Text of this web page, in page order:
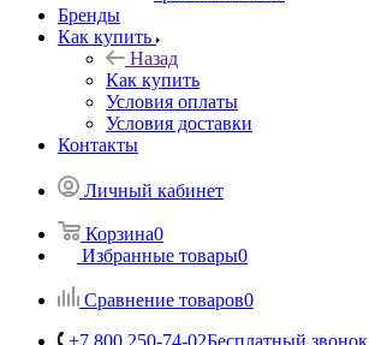
Бренды
Как купить
Назад
Как купить
Условия оплаты
Условия доставки
Контакты
Личный кабинет
Корзина0
Избранные товары0
Сравнение товаров0
+7 800 250-74-02Бесплатный звонок